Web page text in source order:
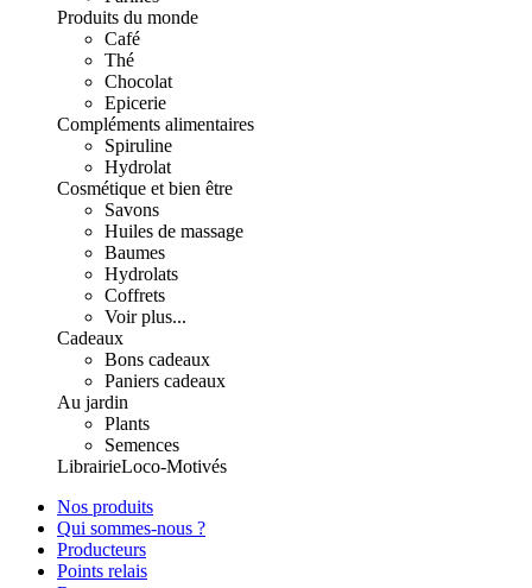
Produits du monde
Café
Thé
Chocolat
Epicerie
Compléments alimentaires
Spiruline
Hydrolat
Cosmétique et bien être
Savons
Huiles de massage
Baumes
Hydrolats
Coffrets
Voir plus...
Cadeaux
Bons cadeaux
Paniers cadeaux
Au jardin
Plants
Semences
LibrairieLoco-Motivés
Nos produits
Qui sommes-nous ?
Producteurs
Points relais